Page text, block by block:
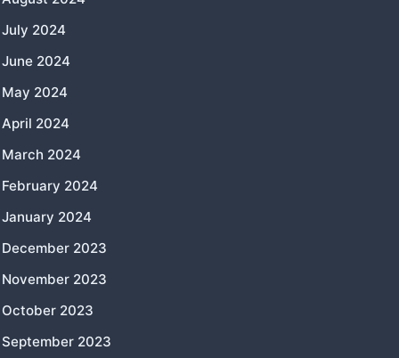
July 2024
June 2024
May 2024
April 2024
March 2024
February 2024
January 2024
December 2023
November 2023
October 2023
September 2023